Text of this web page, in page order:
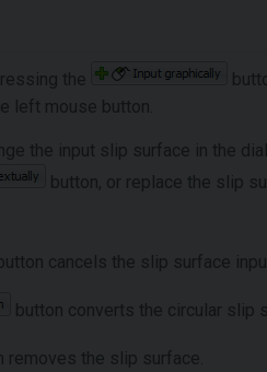
the
left mouse button.
the input slip surface in the
button, or replace the slip
cancels the slip surface
button converts the circular slip
removes the slip surface.